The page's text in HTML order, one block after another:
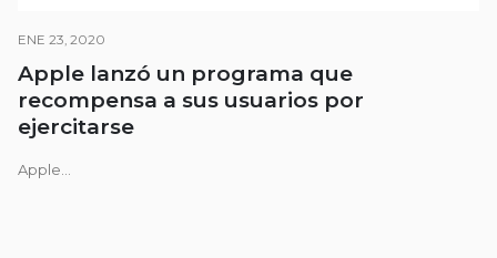
ENE 23, 2020
Apple lanzó un programa que
recompensa a sus usuarios por
ejercitarse
Apple...